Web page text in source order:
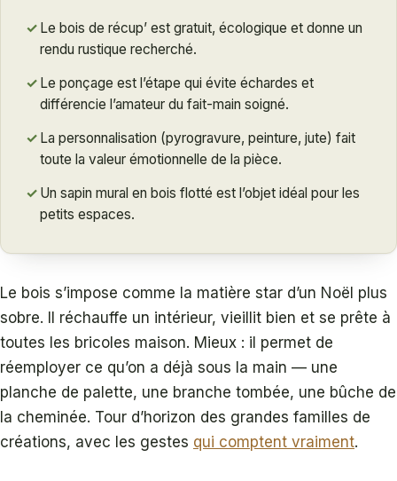
✓ Le bois de récup’ est gratuit, écologique et donne un
rendu rustique recherché.
✓ Le ponçage est l’étape qui évite échardes et
différencie l’amateur du fait-main soigné.
✓ La personnalisation (pyrogravure, peinture, jute) fait
toute la valeur émotionnelle de la pièce.
✓ Un sapin mural en bois flotté est l’objet idéal pour les
petits espaces.
Le bois s’impose comme la matière star d’un Noël plus
sobre. Il réchauffe un intérieur, vieillit bien et se prête à
toutes les bricoles maison. Mieux : il permet de
réemployer ce qu’on a déjà sous la main — une
planche de palette, une branche tombée, une bûche de
la cheminée. Tour d’horizon des grandes familles de
créations, avec les gestes qui comptent vraiment.